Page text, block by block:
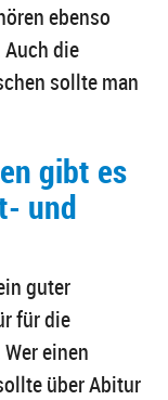
ebenso
die
sollte man
gibt es
und
guter
für die
einen
über Abitur